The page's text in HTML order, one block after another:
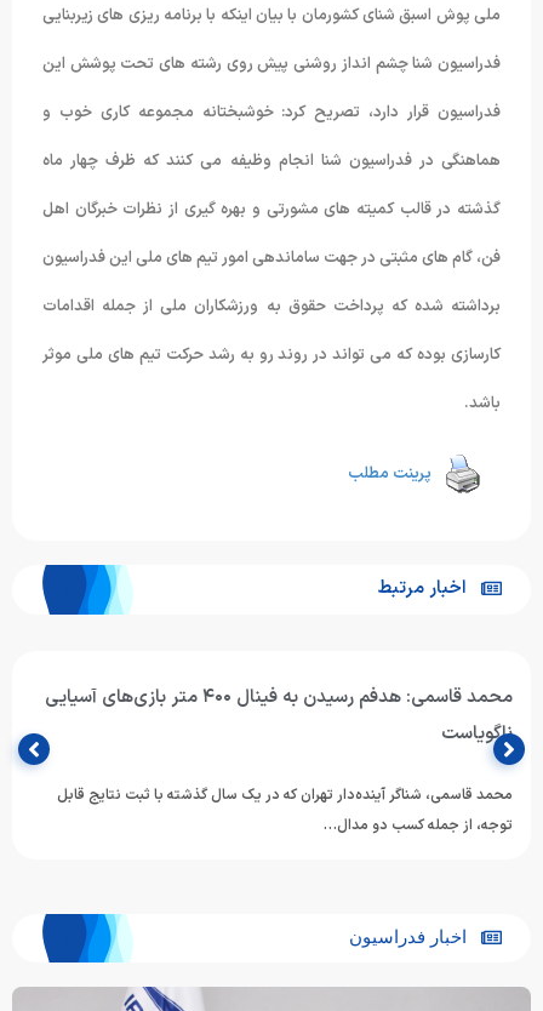
ملی پوش اسبق شنای کشورمان با بیان اینکه با برنامه ریزی های زیربنایی
فدراسیون شنا چشم انداز روشنی پیش روی رشته های تحت پوشش این
فدراسیون قرار دارد، تصریح کرد: خوشبختانه مجموعه کاری خوب و
هماهنگی در فدراسیون شنا انجام وظیفه می کنند که ظرف چهار ماه
گذشته در قالب کمیته های مشورتی و بهره گیری از نظرات خبرگان اهل
فن، گام های مثبتی در جهت ساماندهی امور تیم های ملی این فدراسیون
برداشته شده که پرداخت حقوق به ورزشکاران ملی از جمله اقدامات
کارسازی بوده که می تواند در روند رو به رشد حرکت تیم های ملی موثر
باشد.
پرینت مطلب
اخبار مرتبط
محمد قاسمی: هدفم رسیدن به فینال ۴۰۰ متر بازی‌های آسیایی
ناگویاست
محمد قاسمی، شناگر آینده‌دار تهران که در یک سال گذشته با ثبت نتایج قابل
توجه، از جمله کسب دو مدال…
اخبار فدراسیون